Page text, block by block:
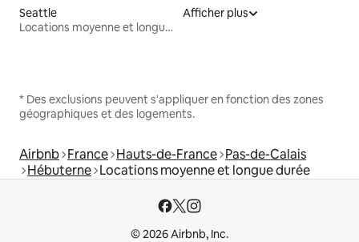
Seattle
Locations moyenne et longue durée
Afficher plus
* Des exclusions peuvent s'appliquer en fonction des zones
géographiques et des logements.
Airbnb France Hauts-de-France Pas-de-Calais
Hébuterne Locations moyenne et longue durée
© 2026 Airbnb, Inc.